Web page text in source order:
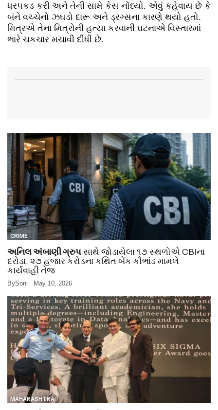
ધરપકડ કરી અને તેની સામે કેસ નોંધ્યો. એવું કહેવાય છે કે
બંને વચ્ચેનો ઝઘડો દારૂ અને ડ્રગ્સના કારણે થયો હતો.
મિત્રએ તેના મિત્રોની હત્યા કરવાની ઘટનાએ વિસ્તારમાં
ભારે ચકચાર મચાવી દીધી છે.
CRIME
અનિલ અંબાણી ગ્રુપસાથે જોડાયેલા ૧૭ સ્થળોએ CBIના
દરોડા, ૨૭ હજાર કરોડના કથિત બેંક કૌભાંડ મામલે
કાર્યવાહી તેજ
BySoni May 10, 2026
MAHARASHTRA